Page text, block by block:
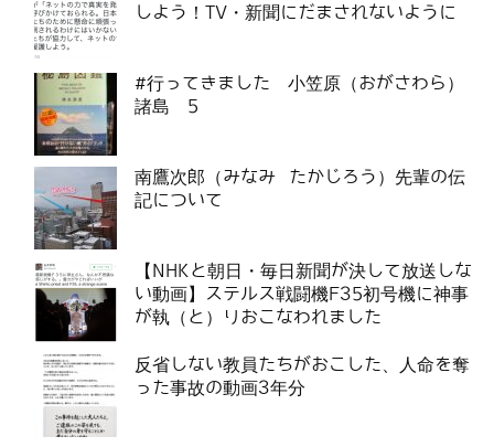
しよう！TV・新聞にだまされないように
#行ってきました 小笠原（おがさわら）
諸島 5
南鷹次郎（みなみ たかじろう）先輩の伝
記について
【NHKと朝日・毎日新聞が決して放送しな
い動画】ステルス戦闘機F35初号機に神事
が執（と）りおこなわれました
反省しない教員たちがおこした、人命を奪
った事故の動画3年分